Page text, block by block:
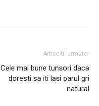
Articolul următor
Cele mai bune tunsori daca
doresti sa iti lasi parul gri
natural